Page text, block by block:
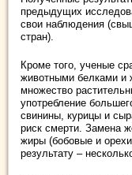
предыдущих
свои наблюдения
стран).
Кроме того, ученые
животными белками и
множество
употребление
свинины, курицы и
риск смерти. Замена
жиры (бобовые и
результату –